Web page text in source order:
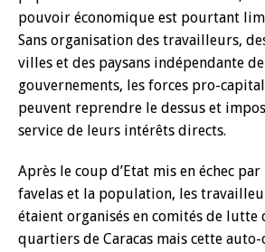
pouvoir économique est pourtant
Sans organisation des travailleurs,
villes et des paysans indépendante de
gouvernements, les forces pro-
peuvent reprendre le dessus et
service de leurs intérêts directs.
Après le coup d’Etat mis en échec
favelas et la population, les
étaient organisés en comités de lutte
quartiers de Caracas mais cette auto-